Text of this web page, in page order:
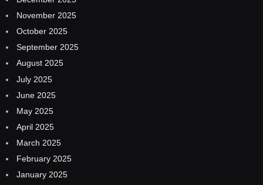
November 2025
October 2025
September 2025
August 2025
July 2025
June 2025
May 2025
April 2025
March 2025
February 2025
January 2025